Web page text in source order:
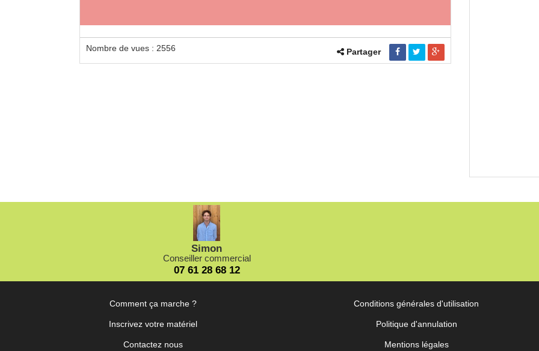
Nombre de vues : 2556 Partager
Simon
Conseiller commercial
07 61 28 68 12
Comment ça marche ?
Inscrivez votre matériel
Contactez nous
Conditions générales d'utilisation
Politique d'annulation
Mentions légales